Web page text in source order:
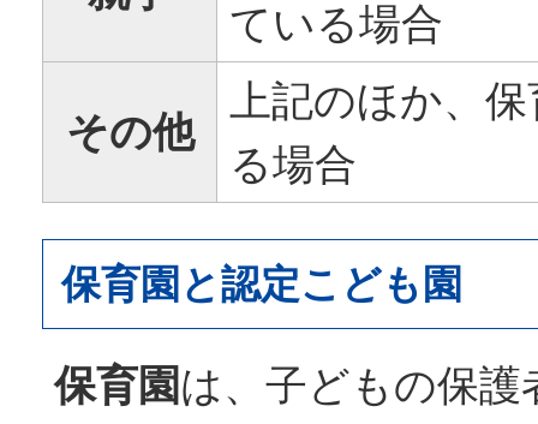
ている場合
その他
上記のほか、
る場合
保育園と認定こども園
保育園は、子どもの保護